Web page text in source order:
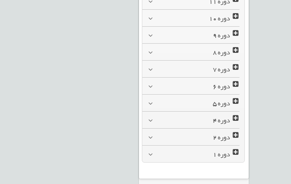
دوره
دوره
دوره
دوره
دوره
دوره
دوره
دوره
دوره